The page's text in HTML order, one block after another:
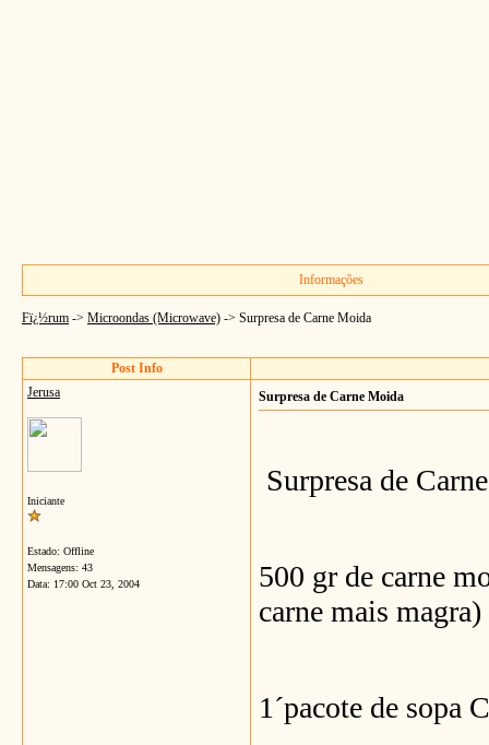
Informações
Fï¿½rum -> Microondas (Microwave) -> Surpresa de Carne Moida
Post Info
Jerusa
Iniciante
Estado: Offline
Mensagens: 43
Data: 17:00 Oct 23, 2004
Surpresa de Carne Moida
Surpresa de
500 gr de carne
carne mais magra)
1´pacote de sopa